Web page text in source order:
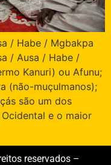
/ Habe / Mgbakpa
/ Ausa / Habe /
Kanuri) ou Afunu;
(não-muçulmanos);
são um dos
e o maior
reservados –